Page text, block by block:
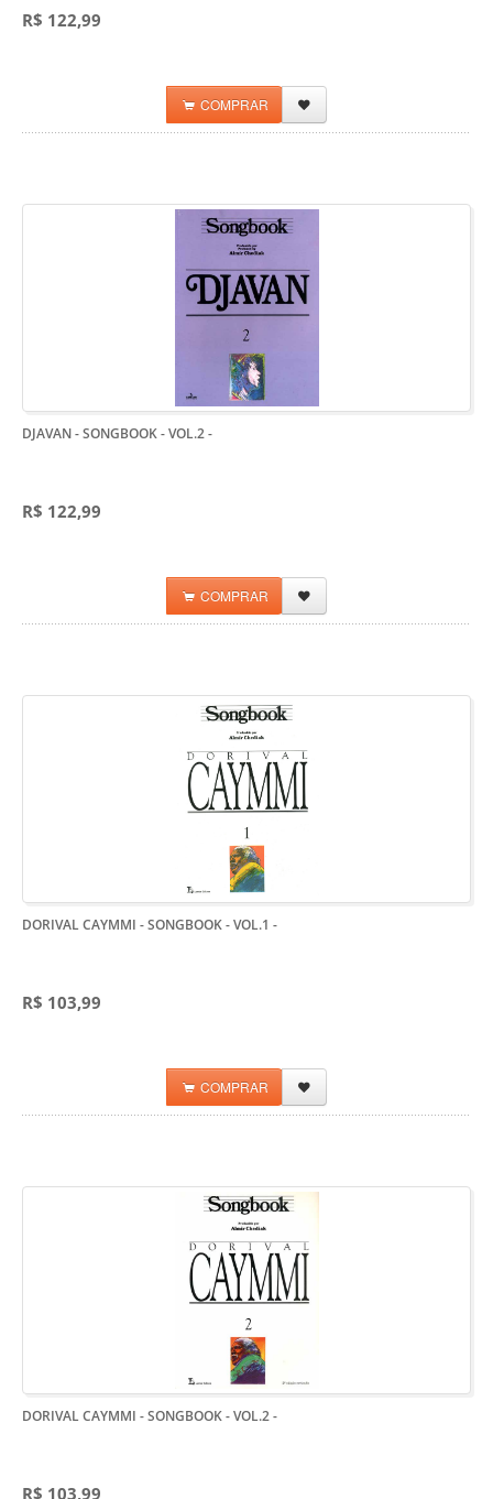
R$ 122,99
COMPRAR
DJAVAN - SONGBOOK - VOL.2-
R$ 122,99
COMPRAR
DORIVAL CAYMMI - SONGBOOK - VOL.1 -
R$ 103,99
COMPRAR
DORIVAL CAYMMI - SONGBOOK - VOL.2-
R$ 103,99